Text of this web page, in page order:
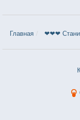
Главная ❤❤❤